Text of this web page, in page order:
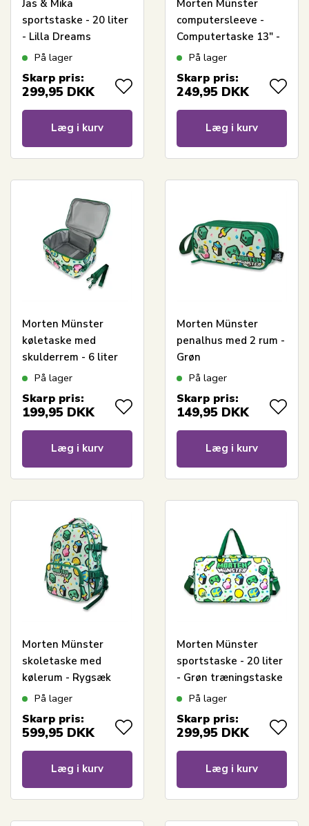
Jas & Mika
sportstaske - 20 liter
- Lilla Dreams
På lager
Skarp pris:
299,95 DKK
Læg i kurv
Morten Münster
computersleeve -
Computertaske 13" -
GrønPå lager
Skarp pris:
249,95 DKK
Læg i kurv
Morten Münster
køletaske med
skulderrem - 6 liter
På lager
Skarp pris:
199,95 DKK
Læg i kurv
Morten Münster
penalhus med 2 rum -
Grøn
På lager
Skarp pris:
149,95 DKK
Læg i kurv
Morten Münster
skoletaske med
kølerum - Rygsæk
med 5 rum
På lager
Skarp pris:
599,95 DKK
Læg i kurv
Morten Münster
sportstaske - 20 liter
- Grøn træningstaske
På lager
Skarp pris:
299,95 DKK
Læg i kurv